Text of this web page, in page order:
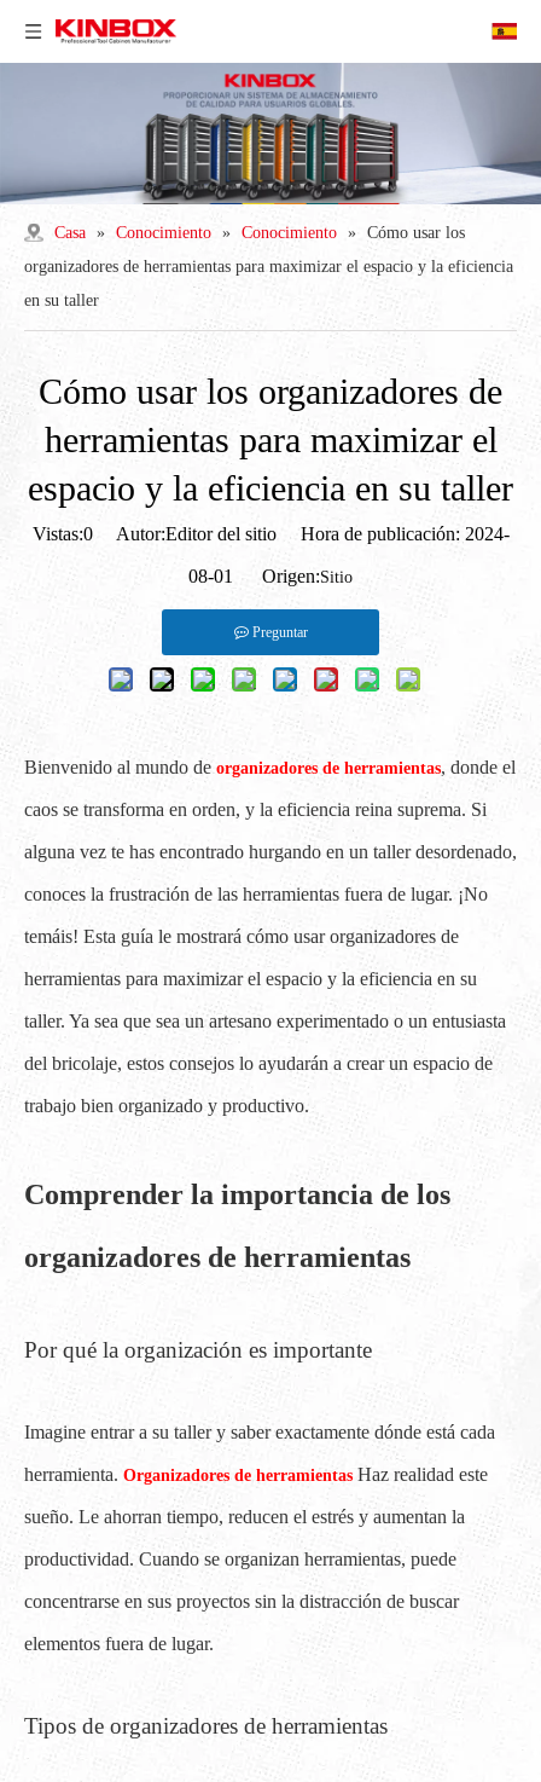
Casa » Conocimiento » Conocimiento » Cómo usar los
organizadores de herramientas para maximizar el espacio y la eficiencia
en su taller
Cómo usar los organizadores de
herramientas para maximizar el
espacio y la eficiencia en su taller
Vistas:0Autor:Editor del sitio Hora de publicación: 2024-
08-01 Origen:Sitio
Preguntar
Bienvenido al mundo de organizadores de herramientas, donde el
caos se transforma en orden, y la eficiencia reina suprema. Si
alguna vez te has encontrado hurgando en un taller desordenado,
conoces la frustración de las herramientas fuera de lugar. ¡No
temáis! Esta guía le mostrará cómo usar organizadores de
herramientas para maximizar el espacio y la eficiencia en su
taller. Ya sea que sea un artesano experimentado o un entusiasta
del bricolaje, estos consejos lo ayudarán a crear un espacio de
trabajo bien organizado y productivo.
Comprender la importancia de los
organizadores de herramientas
Por qué la organización es importante
Imagine entrar a su taller y saber exactamente dónde está cada
herramienta. Organizadores de herramientas Haz realidad este
sueño. Le ahorran tiempo, reducen el estrés y aumentan la
productividad. Cuando se organizan herramientas, puede
concentrarse en sus proyectos sin la distracción de buscar
elementos fuera de lugar.
Tipos de organizadores de herramientas